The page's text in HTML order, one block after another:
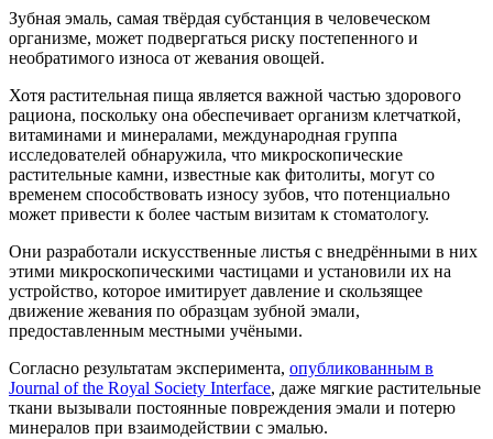
Зубная эмаль, самая твёрдая субстанция в человеческом
организме, может подвергаться риску постепенного и
необратимого износа от жевания овощей.
Хотя растительная пища является важной частью здорового
рациона, поскольку она обеспечивает организм клетчаткой,
витаминами и минералами, международная группа
исследователей обнаружила, что микроскопические
растительные камни, известные как фитолиты, могут со
временем способствовать износу зубов, что потенциально
может привести к более частым визитам к стоматологу.
Они разработали искусственные листья с внедрёнными в них
этими микроскопическими частицами и установили их на
устройство, которое имитирует давление и скользящее
движение жевания по образцам зубной эмали,
предоставленным местными учёными.
Согласно результатам эксперимента, опубликованным в
Journal of the Royal Society Interface, даже мягкие растительные
ткани вызывали постоянные повреждения эмали и потерю
минералов при взаимодействии с эмалью.